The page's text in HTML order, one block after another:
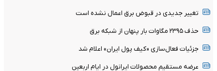
تغییر جدیدی در قبوض برق اعمال نشده است
حذف ۲۳۹۵ مگاوات بار پنهان از شبکه برق
جزئیات فعال‌سازی «کیف پول ایران» اعلام شد
عرضه مستقیم محصولات ایرانول در ایام اربعین